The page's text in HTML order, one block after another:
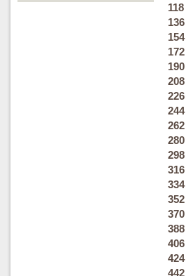
118
136
154
172
190
208
226
244
262
280
298
316
334
352
370
388
406
424
442